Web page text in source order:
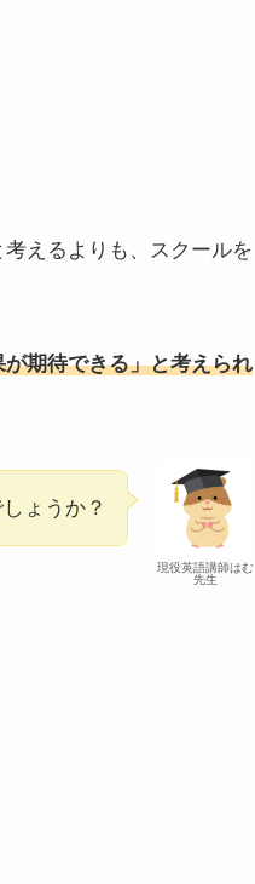
えるよりも、スクールを
期待できる」と考えられ
現役英語講師はむ
先生
ょうか？